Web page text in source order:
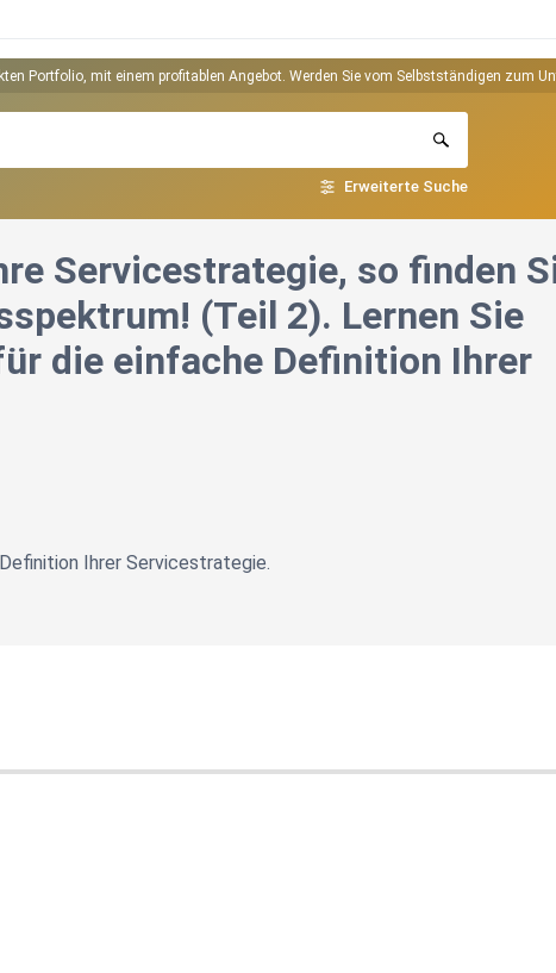
Portfolio, mit einem profitablen Angebot. Werden Sie vom Selbstständigen zum
Erweiterte Suche
Servicestrategie, so finden
(Teil 2). Lernen Sie
die einfache Definition Ihrer
Ihrer Servicestrategie.